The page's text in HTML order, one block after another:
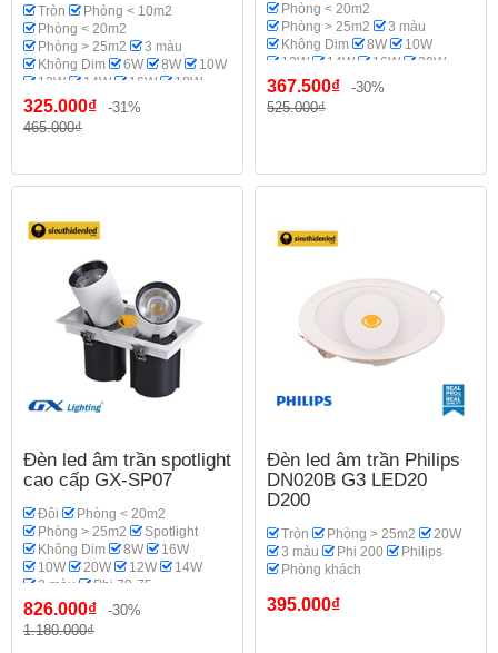
Tròn
Phòng < 10m2
Phòng < 20m2
Phòng > 25m2
3 màu
Không Dim
6W 8W
10W
12W
14W 16W
18W
20W
Spotlight
Phi 95
GX Lighting
325.000₫
-31%
465.000₫
Phòng < 20m2
Phòng > 25m2
3 màu
Không Dim
8W
10W
12W
14W 16W
20W
18W
Spotlight
Phòng khách
367.500₫
-30%
525.000₫
Đèn led âm trần spotlight
cao cấp GX-SP07
Đôi
Phòng < 20m2
Phòng > 25m2
Spotlight
Không Dim
8W
16W
10W
20W 12W
14W
3 màu
Phi 70-75
GX Lighting
Phòng khách
826.000₫
-30%
1.180.000₫
Đèn led âm trần Philips
DN020B G3 LED20
D200
Tròn Phòng > 25m2
20W
3 màu
Phi 200
Philips
Phòng khách
395.000₫